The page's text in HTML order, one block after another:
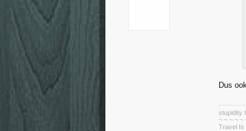
Dus
stupidity
~ ~ ~ ~ ~
Travel Is